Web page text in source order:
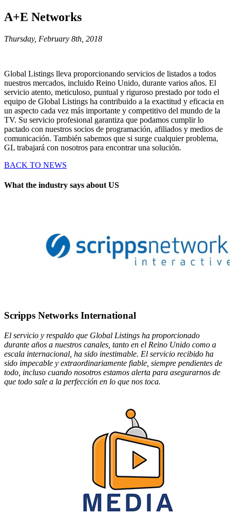
A+E Networks
Thursday, February 8th, 2018
Global Listings lleva proporcionando servicios de listados a todos
nuestros mercados, incluido Reino Unido, durante varios años. El
servicio atento, meticuloso, puntual y riguroso prestado por todo el
equipo de Global Listings ha contribuido a la exactitud y eficacia en
un aspecto cada vez más importante y competitivo del mundo de la
TV. Su servicio profesional garantiza que podamos cumplir lo
pactado con nuestros socios de programación, afiliados y medios de
comunicación. También sabemos que si surge cualquier problema,
GL trabajará con nosotros para encontrar una solución.
BACK TO NEWS
What the industry says about US
Scripps Networks International
El servicio y respaldo que Global Listings ha proporcionado
durante años a nuestros canales, tanto en el Reino Unido como a
escala internacional, ha sido inestimable. El servicio recibido ha
sido impecable y extraordinariamente fiable, siempre pendientes de
todo, incluso cuando nosotros estamos alerta para asegurarnos de
que todo sale a la perfección en lo que nos toca.